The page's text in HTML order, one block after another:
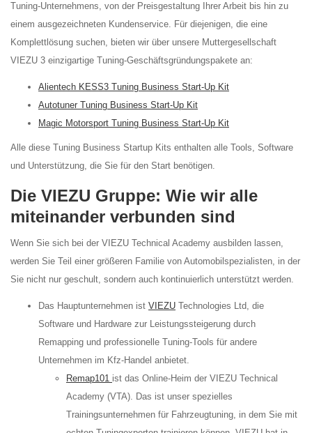
Tuning-Unternehmens, von der Preisgestaltung Ihrer Arbeit bis hin zu
einem ausgezeichneten Kundenservice. Für diejenigen, die eine
Komplettlösung suchen, bieten wir über unsere Muttergesellschaft
VIEZU 3 einzigartige Tuning-Geschäftsgründungspakete an:
Alientech KESS3 Tuning Business Start-Up Kit
Autotuner Tuning Business Start-Up Kit
Magic Motorsport Tuning Business Start-Up Kit
Alle diese Tuning Business Startup Kits enthalten alle Tools, Software
und Unterstützung, die Sie für den Start benötigen.
Die VIEZU Gruppe: Wie wir alle
miteinander verbunden sind
Wenn Sie sich bei der VIEZU Technical Academy ausbilden lassen,
werden Sie Teil einer größeren Familie von Automobilspezialisten, in der
Sie nicht nur geschult, sondern auch kontinuierlich unterstützt werden.
Das Hauptunternehmen ist VIEZU Technologies Ltd, die
Software und Hardware zur Leistungssteigerung durch
Remapping und professionelle Tuning-Tools für andere
Unternehmen im Kfz-Handel anbietet.
Remap101 ist das Online-Heim der VIEZU Technical
Academy (VTA). Das ist unser spezielles
Trainingsunternehmen für Fahrzeugtuning, in dem Sie mit